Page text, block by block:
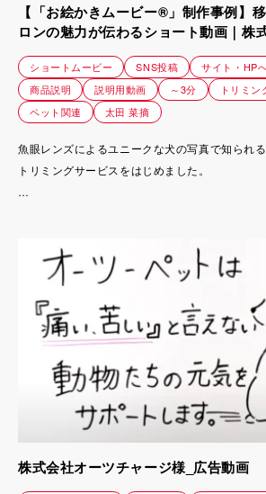
【「お絵かきムービー®」制作事例】
ロンの魅力が伝わるショート動画｜株
COMPANY様
ショートムービー SNS投稿 サイト・HP
商品説明
説明用動画 ～3分
トリミン
ペット関連
太田 菜摘
魚眼レンズによるユニークな犬の写真で知られ
トリミングサービスをはじめました。
PRとして制作しました。
株式会社オーツチャージ様_広告動画